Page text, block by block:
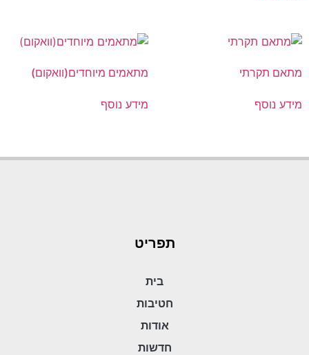
מתאם תקרתי
מידע נוסף
מתאמים מיוחדים(וואקום)
מידע נוסף
תפריט
בית
חטיבות
אודות
חדשות